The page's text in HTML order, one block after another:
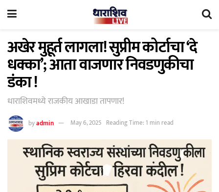
अखेर मुहूर्त लागला! सुप्रीम कोर्टाचा ‘दे
धक्का’; आता वाजणार निवडणुकीचा
डंका !
धाराशिवमध्ये राजकीय आखाडा तापणार!
byadmin May 6, 2025 Reading Time: 1 min read